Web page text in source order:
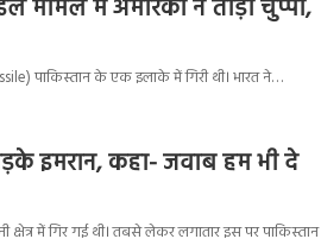
मामले में अमेरिका ने तोड़ी चुप्पी,
पाकिस्तान के एक इलाके में गिरी थी। भारत ने…
इमरान, कहा- जवाब हम भी दे
क्षेत्र में गिर गई थी। तबसे लेकर लगातार इस पर पाकिस्तान